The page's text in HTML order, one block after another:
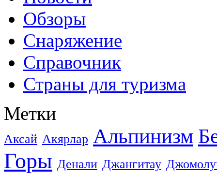
Обзоры
Снаряжение
Справочник
Страны для туризма
Метки
Аксай Акярлар Альпинизм
Горы Денали Джангитау